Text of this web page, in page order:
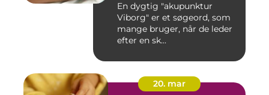
En dygtig "akupunktur
Viborg" er et søgeord, som
mange bruger, når de leder
efter en sk...
20. mar